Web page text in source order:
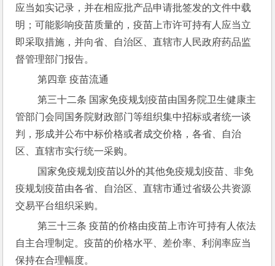
应当如实记录，并在相应批产品申请批签发的文件中载
明；可能影响疫苗质量的，疫苗上市许可持有人应当立
即采取措施，并向省、自治区、直辖市人民政府药品监
督管理部门报告。
第四章 疫苗流通
第三十二条 国家免疫规划疫苗由国务院卫生健康主
管部门会同国务院财政部门等组织集中招标或者统一谈
判，形成并公布中标价格或者成交价格，各省、自治
区、直辖市实行统一采购。
疫规划疫苗由各省、自治区、直辖市通过省级公共资源
交易平台组织采购。
第三十三条 疫苗的价格由疫苗上市许可持有人依法
自主合理制定。疫苗的价格水平、差价率、利润率应当
保持在合理幅度。